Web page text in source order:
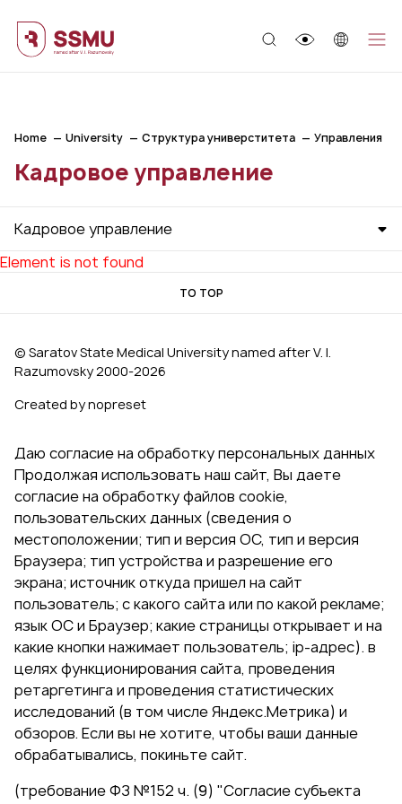
Home University Структура универститета Управления
Кадровое управление
Кадровое управление
Element is not found
TO TOP
© Saratov State Medical University named after V. I.
Razumovsky 2000‑2026
Created by nopreset
Даю согласие на обработку персональных данных
Продолжая использовать наш сайт, Вы даете
согласие на обработку файлов cookie,
пользовательских данных (сведения о
местоположении; тип и версия ОС, тип и версия
Браузера; тип устройства и разрешение его
экрана; источник откуда пришел на сайт
пользователь; с какого сайта или по какой рекламе;
язык ОС и Браузер; какие страницы открывает и на
какие кнопки нажимает пользователь; ip-адрес). в
целях функционирования сайта, проведения
ретаргетинга и проведения статистических
исследований (в том числе Яндекс.Метрика) и
обзоров. Если вы не хотите, чтобы ваши данные
обрабатывались, покиньте сайт.
(требование ФЗ №152 ч. (9) "Согласие субъекта